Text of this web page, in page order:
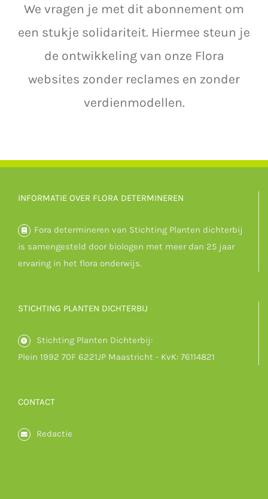
We vragen je met dit abonnement om
een stukje solidariteit. Hiermee steun je
de ontwikkeling van onze Flora
websites zonder reclames en zonder
verdienmodellen.
INFORMATIE OVER FLORA DETERMINEREN
Fora determineren van Stichting Planten dichterbij
is samengesteld door biologen met meer dan 25 jaar
ervaring in het flora onderwijs.
STICHTING PLANTEN DICHTERBIJ
Stichting Planten Dichterbij:
Plein 1992 70F 6221JP Maastricht - KvK: 76114821
CONTACT
Redactie